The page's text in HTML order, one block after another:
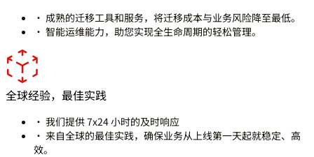
· 成熟的迁移工具和服务，将迁移成本与业务风险降至最低。
· 智能运维能力，助您实现全生命周期的轻松管理。
全球经验，最佳实践
· 我们提供 7x24 小时的及时响应
· 来自全球的最佳实践，确保业务从上线第一天起就稳定、高
效。